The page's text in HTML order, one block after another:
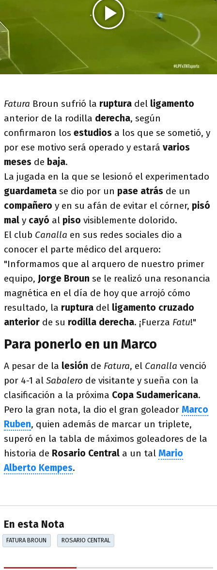
Fatura Broun sufrió la ruptura del ligamento
anterior de la rodilla derecha, según
confirmaron los estudios a los que se sometió, y
por ese motivo será operado y estará varios
meses de baja.
La jugada en la que se lesionó el experimentado
guardameta se dio por un pase atrás de un
compañero y en su afán de evitar el córner, pisó
mal y cayó al piso visiblemente dolorido.
El club Canalla en sus redes sociales dio a
conocer el parte médico del arquero:
"Informamos que al arquero de nuestro primer
equipo, Jorge Broun se le realizó una resonancia
magnética en el día de hoy que arrojó cómo
resultado, la ruptura del ligamento cruzado
anterior de su rodilla derecha. ¡Fuerza Fatu!"
Para ponerlo en un Marco
A pesar de la lesión de Fatura, el Canalla venció
por 4-1 al Sabalero de visitante y sueña con la
clasificación a la próxima Copa Sudamericana.
Pero la gran nota, la dio el gran goleador Marco
Ruben, quien además de marcar un triplete,
superó en la tabla de máximos goleadores de la
historia de Rosario Central a un tal Mario
Alberto Kempes.
En esta Nota
FATURA BROUN ROSARIO CENTRAL